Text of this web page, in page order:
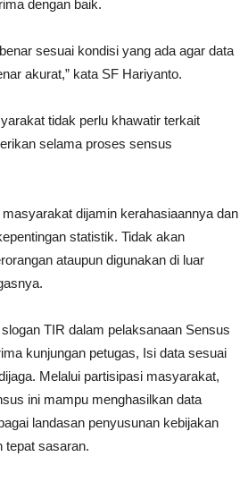
dengan baik.
sesuai kondisi yang ada agar data
akurat,” kata SF Hariyanto.
tidak perlu khawatir terkait
selama proses sensus
dijamin kerahasiaannya dan
statistik. Tidak akan
ataupun digunakan di luar
TIR dalam pelaksanaan Sensus
kunjungan petugas, Isi data sesuai
Melalui partisipasi masyarakat,
ini mampu menghasilkan data
landasan penyusunan kebijakan
tepat sasaran.